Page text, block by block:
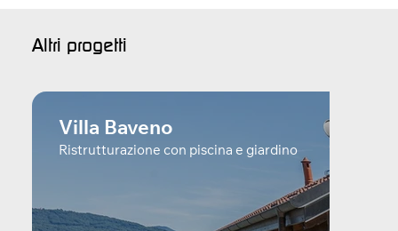
Villa Baveno
Ristrutturazione con piscina e giardino
Altri progetti